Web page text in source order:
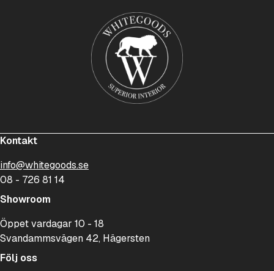
Kontakt
info@whitegoods.se
08 - 726 81 14
Showroom
Öppet vardagar 10 - 18
Svandammsvägen 42, Hägersten
Följ oss